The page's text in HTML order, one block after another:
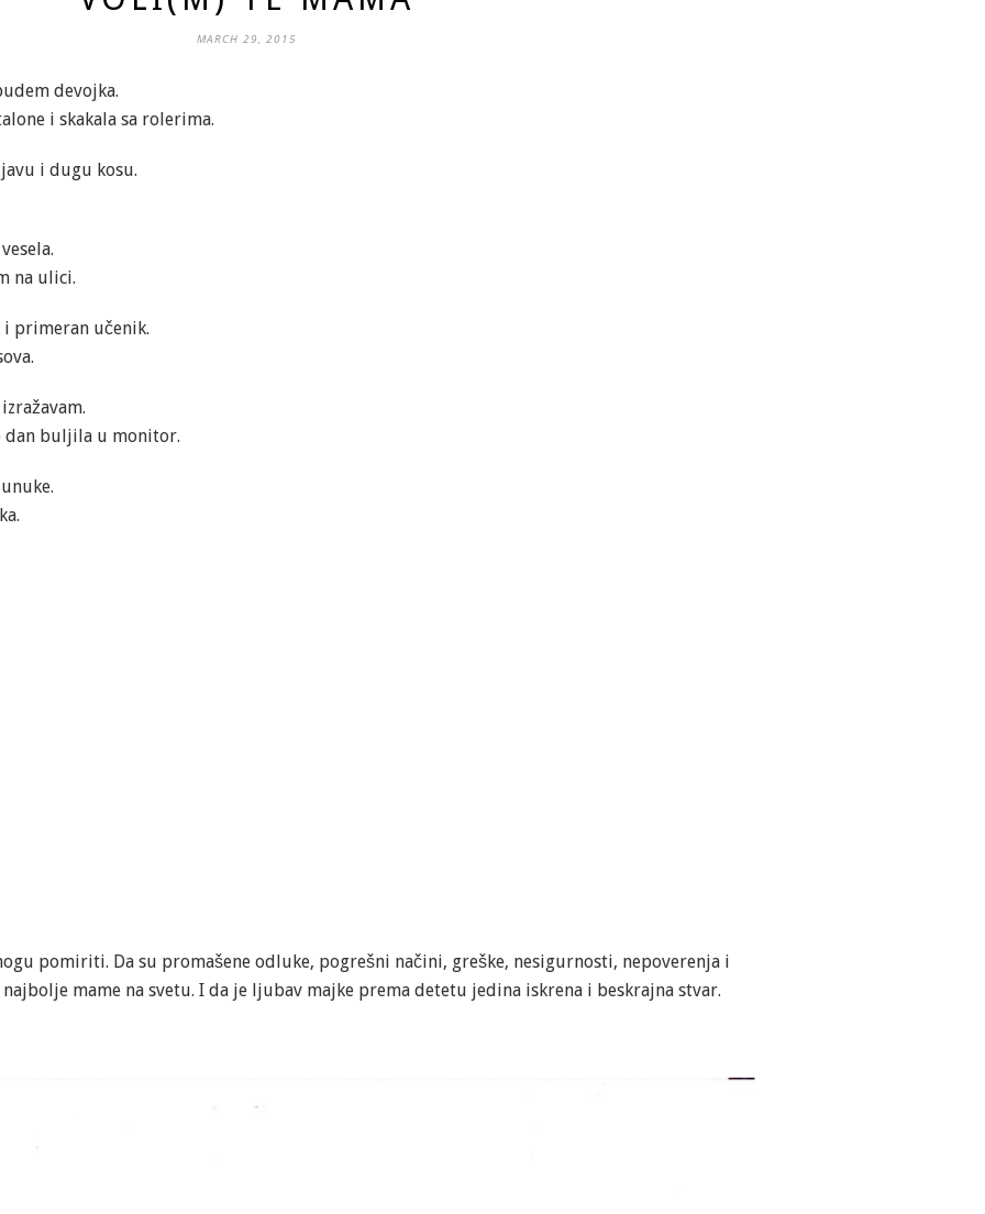
MARCH 29, 2015
devojka.
i skakala sa rolerima.
i dugu kosu.
na ulici.
i primeran učenik.
dan buljila u monitor.
pomiriti. Da su promašene odluke, pogrešni načini, greške, nesigurnosti, nepoverenja i
najbolje mame na svetu. I da je ljubav majke prema detetu jedina iskrena i beskrajna stvar.